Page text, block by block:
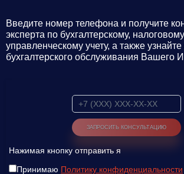
Введите номер телефона и получите
эксперта по бухгалтерскому,
управленческому учету, а также
бухгалтерского обслуживания
Нажимая кнопку отправить я
Принимаю Политику конфиденциальности